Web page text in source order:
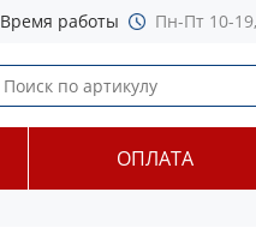
Время работы Пн-Пт 10-
ОПЛАТА